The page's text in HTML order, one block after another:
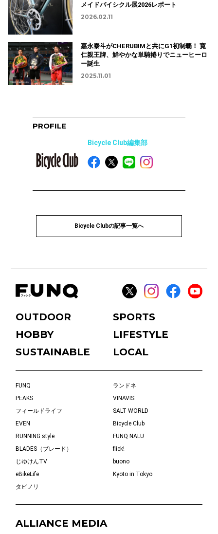
メイドバイシクル展2026レポート
2026.02.11
嘉永泰斗がCHERUBIMと共にG1初制覇！ 寛
仁親王牌、鮮やかな単騎捲りでニューヒーロ
ー誕生
2025.11.01
PROFILE
Bicycle Club編集部
Bicycle Clubの記事一覧へ
OUTDOOR
SPORTS
HOBBY
LIFESTYLE
SUSTAINABLE
LOCAL
FUNQ
ランドネ
PEAKS
VINAVIS
フィールドライフ
SALT WORLD
EVEN
Bicycle Club
RUNNING style
FUNQ NALU
BLADES（ブレード）
flick!
じゆけんTV
buono
eBikeLife
Kyoto in Tokyo
タビノリ
ALLIANCE MEDIA